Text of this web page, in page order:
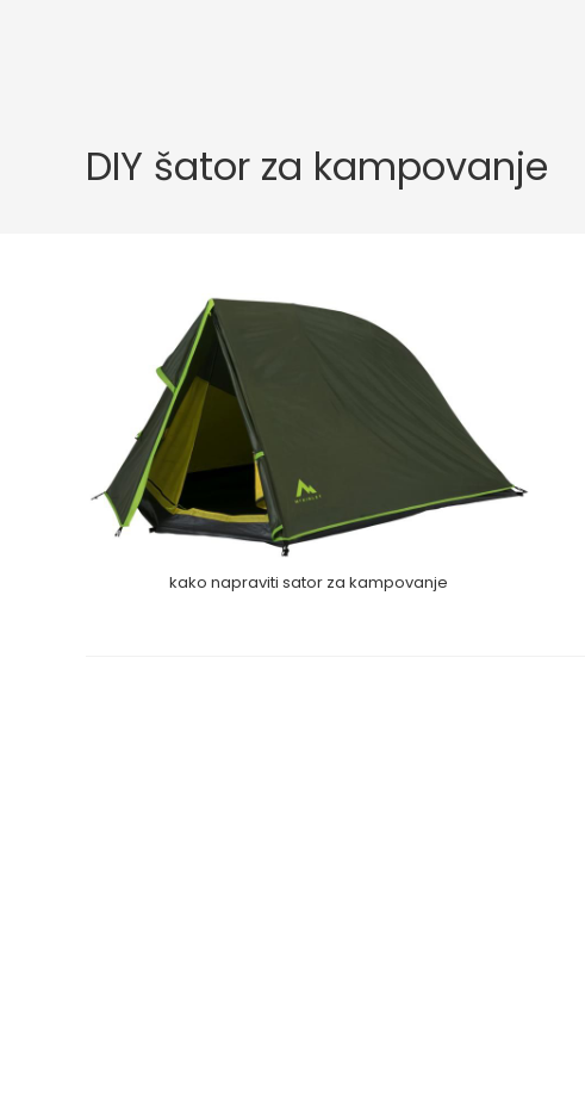
DIY šator za kampovanje
kako napraviti sator za kampovanje